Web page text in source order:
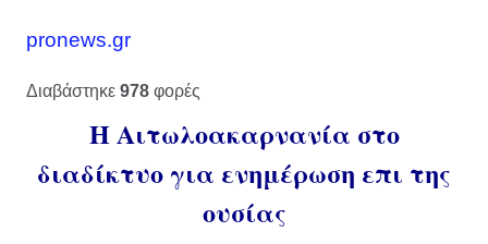
pronews.gr
Διαβάστηκε 978 φορές
Η Αιτωλοακαρνανία στο
διαδίκτυο για ενημέρωση επι της
ουσίας